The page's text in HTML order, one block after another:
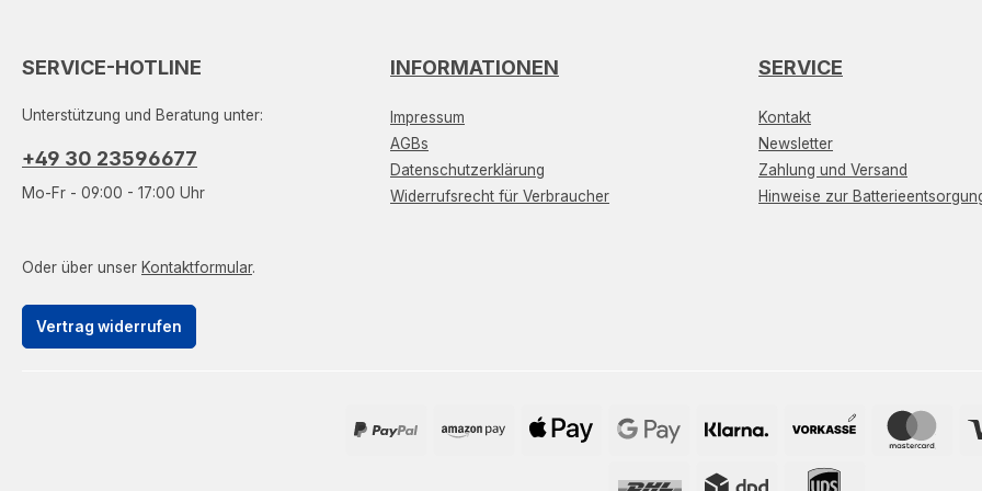
SERVICE-HOTLINE
Unterstützung und Beratung unter:
+49 30 23596677
Mo-Fr - 09:00 - 17:00 Uhr
Oder über unser Kontaktformular.
Vertrag widerrufen
INFORMATIONEN
Impressum
AGBs
Datenschutzerklärung
Widerrufsrecht für Verbraucher
SERVICE
Kontakt
Newsletter
Zahlung und Versand
Hinweise zur